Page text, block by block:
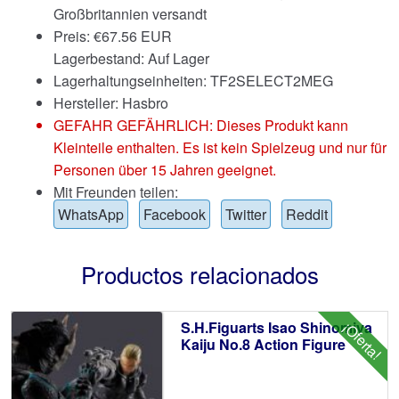
Großbritannien versandt
Preis: €67.56 EUR
Lagerbestand: Auf Lager
Lagerhaltungseinheiten: TF2SELECT2MEG
Hersteller: Hasbro
GEFAHR GEFÄHRLICH: Dieses Produkt kann
Kleinteile enthalten. Es ist kein Spielzeug und nur für
Personen über 15 Jahren geeignet.
Mit Freunden teilen:
WhatsApp
Facebook Twitter Reddit
Productos relacionados
¡Oferta!
S.H.Figuarts Isao Shinomiya
Kaiju No.8 Action Figure